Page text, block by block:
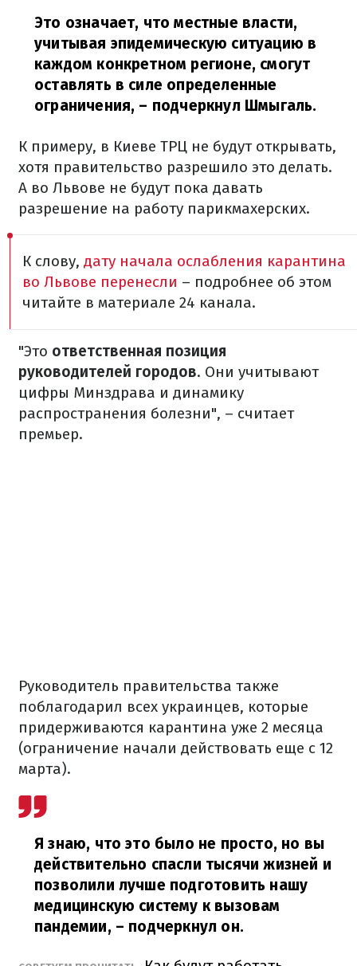
Это означает, что местные власти,
учитывая эпидемическую ситуацию в
каждом конкретном регионе, смогут
оставлять в силе определенные
ограничения, – подчеркнул Шмыгаль.
К примеру, в Киеве ТРЦ не будут открывать,
хотя правительство разрешило это делать.
А во Львове не будут пока давать
разрешение на работу парикмахерских.
К слову, дату начала ослабления карантина
во Львове перенесли – подробнее об этом
читайте в материале 24 канала.
"Это ответственная позиция
руководителей городов. Они учитывают
цифры Минздрава и динамику
распространения болезни", – считает
премьер.
Руководитель правительства также
поблагодарил всех украинцев, которые
придерживаются карантина уже 2 месяца
(ограничение начали действовать еще с 12
марта).
Я знаю, что это было не просто, но вы
действительно спасли тысячи жизней и
позволили лучше подготовить нашу
медицинскую систему к вызовам
пандемии, – подчеркнул он.